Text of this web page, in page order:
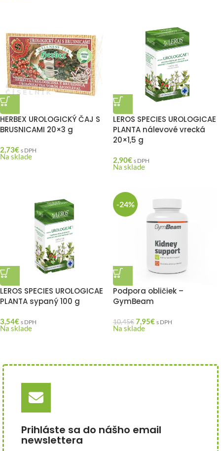
HERBEX UROLOGICKÝ ČAJ S
BRUSNICAMI 20×3 g
2,73€ s DPH
Na sklade
LEROS SPECIES UROLOGICAE
PLANTA nálevové vrecká
20×1,5 g
2,90€ s DPH
Na sklade
LEROS SPECIES UROLOGICAE
PLANTA sypaný 100 g
3,54€ s DPH
Na sklade
-24%
Podpora obličiek –
GymBeam
10,45€7,95€ s DPH
Na sklade
Prihláste sa do nášho email
newslettera